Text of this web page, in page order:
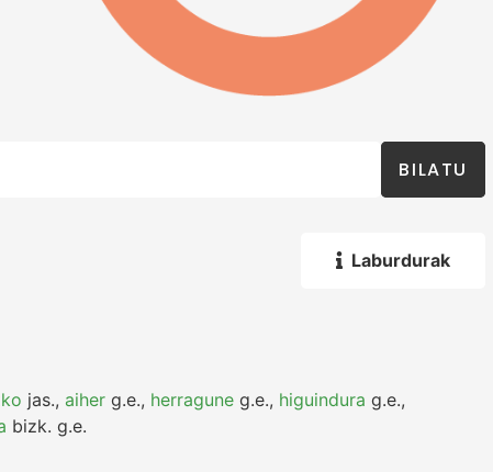
BILATU
Laburdurak
jas., aiher g.e., herragune g.e., higuindura g.e.,
bizk. g.e.